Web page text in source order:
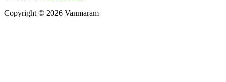
Copyright © 2026 Vanmaram